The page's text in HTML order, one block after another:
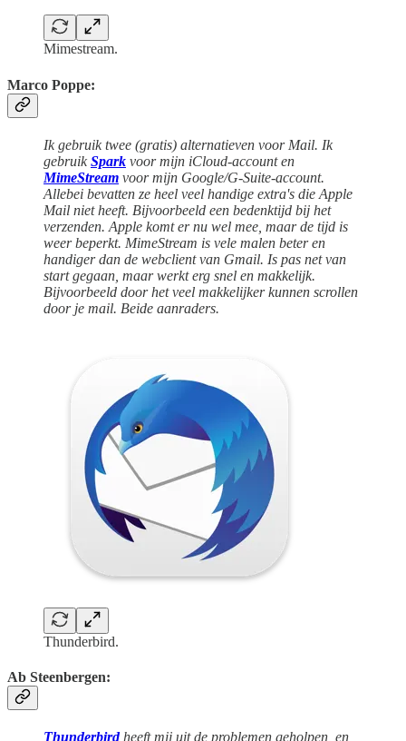
Mimestream.
Marco Poppe:
Ik gebruik twee (gratis) alternatieven voor Mail. Ik
gebruikSpark voor mijn iCloud-account en
MimeStream voor mijn Google/G-Suite-account.
Allebei bevatten ze heel veel handige extra's die Apple
Mail niet heeft. Bijvoorbeeld een bedenktijd bij het
verzenden. Apple komt er nu wel mee, maar de tijd is
weer beperkt. MimeStream is vele malen beter en
handiger dan de webclient van Gmail. Is pas net van
start gegaan, maar werkt erg snel en makkelijk.
Bijvoorbeeld door het veel makkelijker kunnen scrollen
door je mail. Beide aanraders.
Thunderbird.
Ab Steenbergen:
Thunderbirdheeft mij uit de problemen geholpen, en